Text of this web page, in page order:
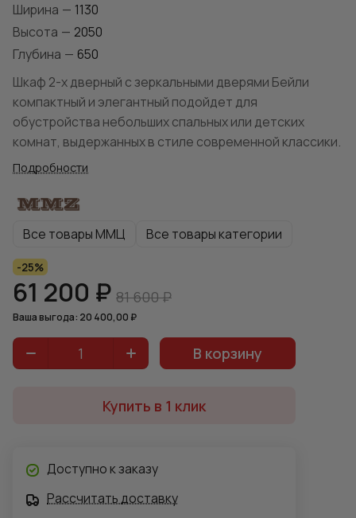
Ширина — 1130
Высота — 2050
Глубина — 650
Шкаф 2-х дверный с зеркальными дверями Бейли
компактный и элегантный подойдет для
обустройства небольших спальных или детских
комнат, выдержанных в стиле современной классики.
Подробности
Все товары ММЦ Все товары категории
-25%
61 200 ₽ 81 600 ₽
Ваша выгода: 20 400,00 ₽
В корзину
Купить в 1 клик
Доступно к заказу
Рассчитать доставку